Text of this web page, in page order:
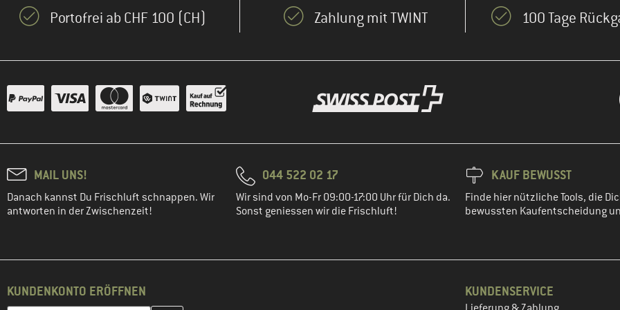
Portofrei ab CHF 100 (CH) Zahlung mit TWINT 100 Tage
MAIL UNS!
Danach kannst Du Frischluft schnappen. Wir
antworten in der Zwischenzeit!
044 522 02 17
Wir sind von Mo-Fr 09:00-17:00 Uhr für Dich da.
Sonst geniessen wir die Frischluft!
KAUF BEWUSST
Finde hier nützliche Tools, die
bewussten Kaufentscheidung
KUNDENKONTO ERÖFFNEN KUNDENSERVICE